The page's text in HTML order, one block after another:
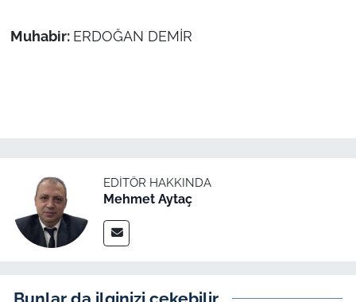
Muhabir: ERDOĞAN DEMİR
EDITÖR HAKKINDA
Mehmet Aytaç